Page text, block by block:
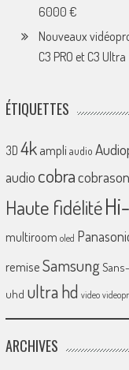
6000 €
Nouveaux
C3 PRO et C3 Ultra
ÉTIQUETTES
3D 4k ampliaudio
audio cobracobrason
Haute fidélité
multiroom oled
remiseSamsung
uhd ultra hd video
ARCHIVES